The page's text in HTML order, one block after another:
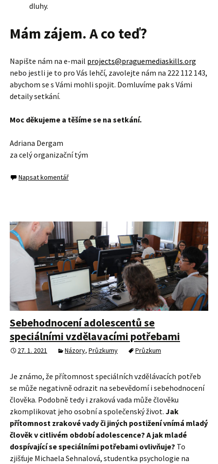
dluhy.
Mám zájem. A co teď?
Napište nám na e-mail projects@praguemediaskills.org
nebo jestli je to pro Vás lehčí, zavolejte nám na 222 112 143,
abychom se s Vámi mohli spojit. Domluvíme pak s Vámi
detaily setkání.
Moc děkujeme a těšíme se na setkání.
Adriana Dergam
za celý organizační tým
Napsat komentář
Sebehodnocení adolescentů se
speciálními vzdělavacími potřebami
27. 1. 2021 Názory, Průzkumy Průzkum
Je známo, že přítomnost speciálních vzdělávacích potřeb
se může negativně odrazit na sebevědomí i sebehodnocení
člověka. Podobně tedy i zraková vada může člověku
zkomplikovat jeho osobní a společenský život. Jak
přítomnost zrakové vady či jiných postižení vnímá mladý
člověk v citlivém období adolescence? A jak mladé
dospívající se speciálními potřebami ovlivňuje? To
zjišťuje Michaela Sehnalová, studentka psychologie na